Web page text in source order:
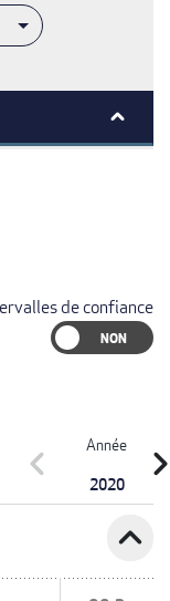
de confiance
Année
2020
chevron_left
expand_less